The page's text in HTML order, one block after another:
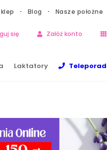
Blog Nasze położne
się Załóż konto
Laktatory